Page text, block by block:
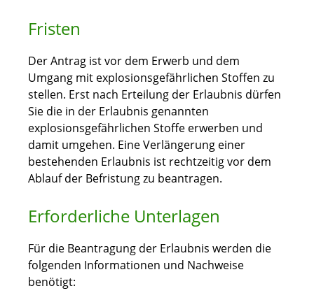
Fristen
Der Antrag ist vor dem Erwerb und dem
Umgang mit explosionsgefährlichen Stoffen zu
stellen. Erst nach Erteilung der Erlaubnis dürfen
Sie die in der Erlaubnis genannten
explosionsgefährlichen Stoffe erwerben und
damit umgehen. Eine Verlängerung einer
bestehenden Erlaubnis ist rechtzeitig vor dem
Ablauf der Befristung zu beantragen.
Erforderliche Unterlagen
Für die Beantragung der Erlaubnis werden die
folgenden Informationen und Nachweise
benötigt: